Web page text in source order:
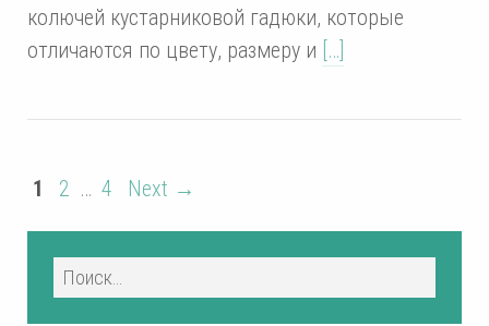
колючей кустарниковой гадюки, которые
отличаются по цвету, размеру и […]
1 2 … 4 Next →